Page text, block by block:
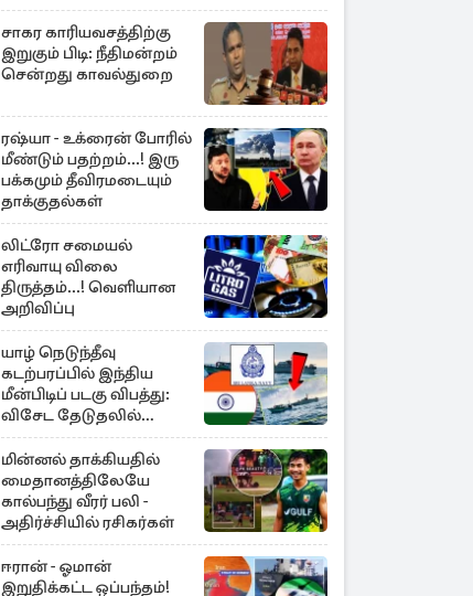
சாகர காரியவசத்திற்கு
இறுகும் பிடி: நீதிமன்றம்
சென்றது காவல்துறை
ரஷ்யா - உக்ரைன் போரில்
மீண்டும் பதற்றம்...! இரு
பக்கமும் தீவிரமடையும்
தாக்குதல்கள்
லிட்ரோ சமையல்
எரிவாயு விலை
திருத்தம்...! வெளியான
அறிவிப்பு
யாழ் நெடுந்தீவு
கடற்பரப்பில் இந்திய
மீன்பிடிப் படகு விபத்து:
விசேட தேடுதலில்
இலங்கை கடற்படை
மின்னல் தாக்கியதில்
மைதானத்திலேயே
கால்பந்து வீரர் பலி -
அதிர்ச்சியில் ரசிகர்கள்
ஈரான் - ஓமான்
இறுதிக்கட்ட ஒப்பந்தம்!